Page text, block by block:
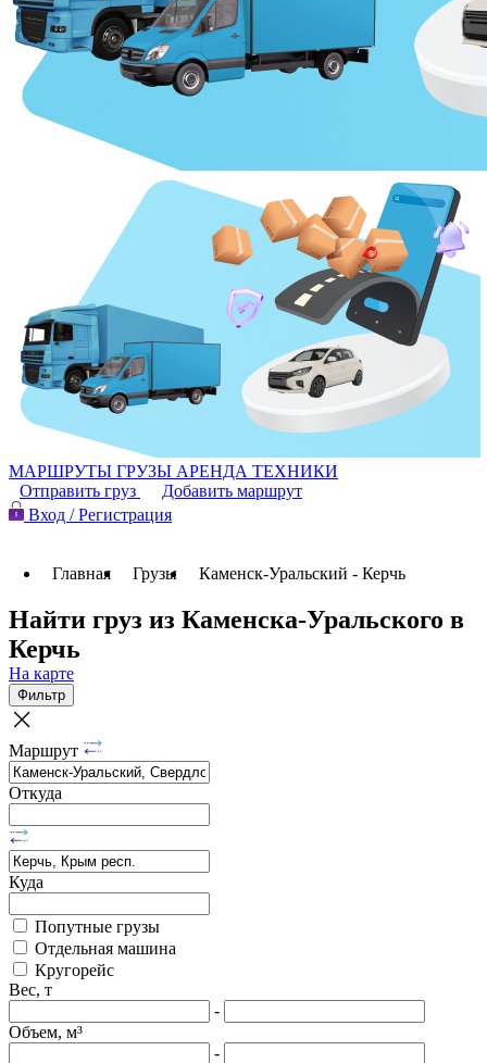
МАРШРУТЫ ГРУЗЫ АРЕНДА ТЕХНИКИ
Отправить груз
Добавить маршрут
Вход / Регистрация
Главная Грузы Каменск-Уральский - Керчь
Найти груз из Каменска-Уральского в
Керчь
На карте
Фильтр
Маршрут
Откуда
Куда
Попутные грузы
Отдельная машина
Кругорейс
Вес, т
-
Объем, м³
-